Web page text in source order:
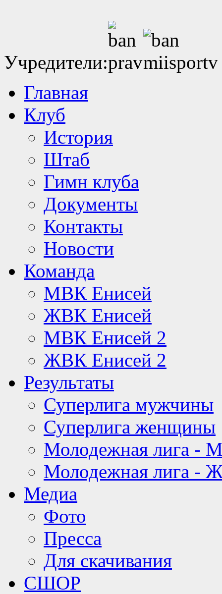
Учредители:
Главная
Клуб
История
Штаб
Гимн клуба
Документы
Контакты
Новости
Команда
МВК Енисей
ЖВК Енисей
МВК Енисей 2
ЖВК Енисей 2
Результаты
Суперлига мужчины
Суперлига женщины
Молодежная лига -
Молодежная лига -
Медиа
Фото
Пресса
Для скачивания
СШОР